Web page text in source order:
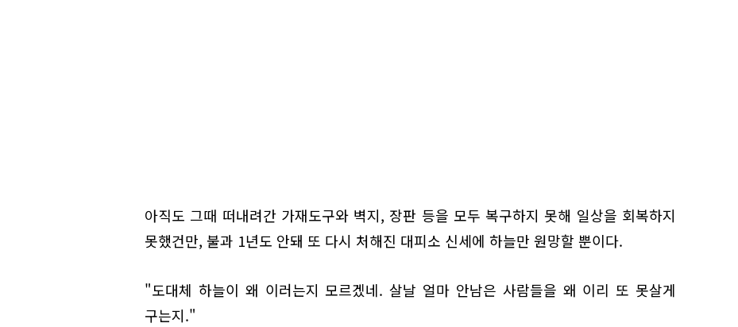
아직도 그때 떠내려간 가재도구와 벽지, 장판 등을 모두 복구하지 못해 일상을 회복하지
못했건만, 불과 1년도 안돼 또 다시 처해진 대피소 신세에 하늘만 원망할 뿐이다.
"도대체 하늘이 왜 이러는지 모르겠네. 살날 얼마 안남은 사람들을 왜 이리 또 못살게
구는지."